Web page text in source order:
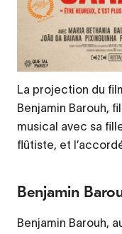
La projection du
Benjamin Barouh,
musical avec sa
flûtiste, et
Benjamin
Benjamin Barouh,